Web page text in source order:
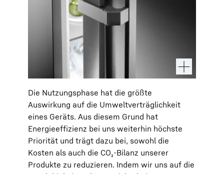
Die Nutzungsphase hat die größte
Auswirkung auf die Umweltverträglichkeit
eines Geräts. Aus diesem Grund hat
Energieeffizienz bei uns weiterhin höchste
Priorität und trägt dazu bei, sowohl die
Kosten als auch die CO₂-Bilanz unserer
Produkte zu reduzieren. Indem wir uns auf die